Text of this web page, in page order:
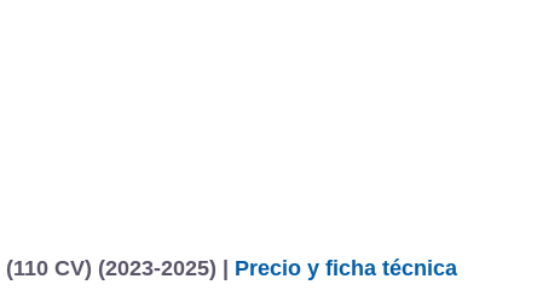
CV) (2023-2025) | Precio y ficha técnica